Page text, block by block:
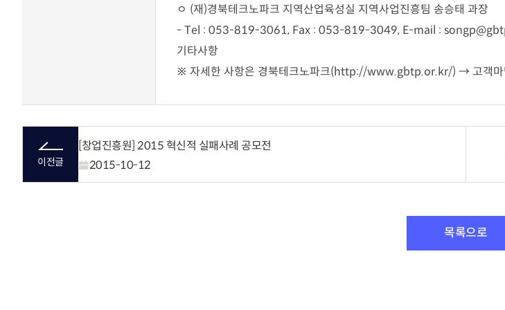
ㅇ (재)경북테크노파크 지역산업육성실 지역사업진흥팀 송승태 과장
- Tel : 053-819-3061, Fax : 053-819-3049, E-mail :
기타사항
※ 자세한 사항은 경북테크노파크(http://www.gbtp.or.kr/) → 고객
이전글
[창업진흥원] 2015 혁신적 실패사례 공모전
2015-10-12
목록으로